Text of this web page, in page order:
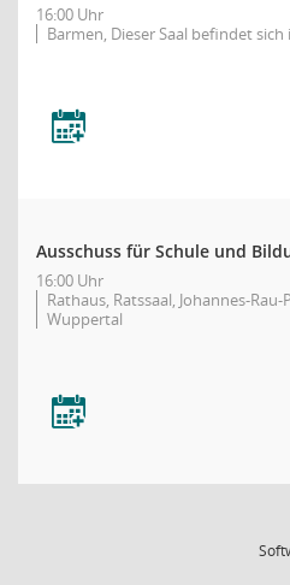
16:00 Uhr
Barmen, Dieser Saal befindet sich
Ausschuss für Schule und
16:00 Uhr
Rathaus, Ratssaal, Johannes-Rau-
Wuppertal